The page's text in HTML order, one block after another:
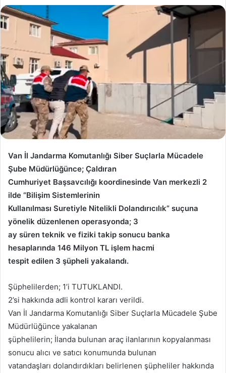
Van İl Jandarma Komutanlığı Siber Suçlarla Mücadele
Şube Müdürlüğünce; Çaldıran
Cumhuriyet Başsavcılığı koordinesinde Van merkezli 2
ilde “Bilişim Sistemlerinin
Kullanılması Suretiyle Nitelikli Dolandırıcılık” suçuna
yönelik düzenlenen operasyonda; 3
ay süren teknik ve fiziki takip sonucu banka
hesaplarında 146 Milyon TL işlem hacmi
tespit edilen 3 şüpheli yakalandı.
Şüphelilerden; 1’i TUTUKLANDI.
2’si hakkında adli kontrol kararı verildi.
Van İl Jandarma Komutanlığı Siber Suçlarla Mücadele Şube
Müdürlüğünce yakalanan
şüphelilerin; İlanda bulunan araç ilanlarının kopyalanması
sonucu alıcı ve satıcı konumunda bulunan
vatandaşları dolandırdıkları belirlenen şüpheliler hakkında